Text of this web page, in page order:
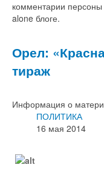
комментарии
alone блоге.
Орел:
тираж
Информация о
ПОЛИТИКА
16 мая 2014